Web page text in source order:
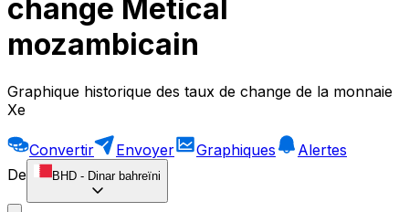
change Metical
mozambicain
Graphique historique des taux de change de la monnaie
Xe
Convertir Envoyer Graphiques
Alertes
De
BHD - Dinar bahreïni